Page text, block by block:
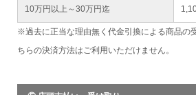
10万円以上～30万円迄
※過去に正当な理由無く代金引換による商品の
ちらの決済方法はご利用いただけません。